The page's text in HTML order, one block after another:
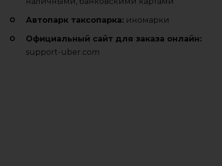
Автопарк таксопарка: иномарки
Официальный сайт для заказа онлайн:
support-uber.com